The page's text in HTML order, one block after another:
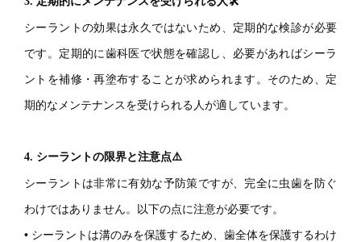
シーラントの効果は永久ではないため、定期的な検診が必要
です。定期的に歯科医で状態を確認し、必要があればシーラ
ントを補修・再塗布することが求められます。そのため、定
期的なメンテナンスを受けられる人が適しています。
4. シーラントの限界と注意点⚠️
シーラントは非常に有効な予防策ですが、完全に虫歯を防ぐ
わけではありません。以下の点に注意が必要です。
• シーラントは溝のみを保護するため、歯全体を保護するわけ